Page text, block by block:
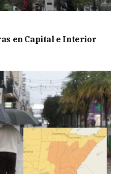
en Capital e Interior